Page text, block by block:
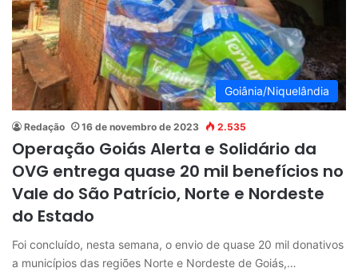
Goiânia/Niquelândia
Redação 16 de novembro de 2023 2.535
Operação Goiás Alerta e Solidário da
OVG entrega quase 20 mil benefícios no
Vale do São Patrício, Norte e Nordeste
do Estado
Foi concluído, nesta semana, o envio de quase 20 mil donativos
a municípios das regiões Norte e Nordeste de Goiás,…